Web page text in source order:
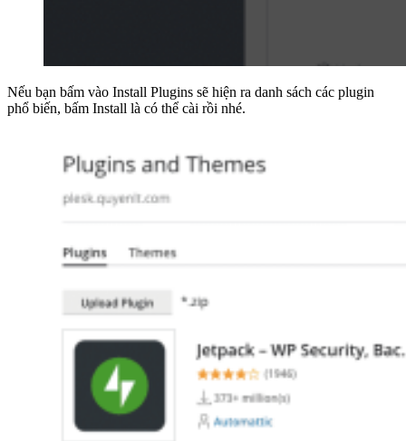
Nếu bạn bấm vào Install Plugins sẽ hiện ra danh sách các plugin
phổ biến, bấm Install là có thể cài rồi nhé.